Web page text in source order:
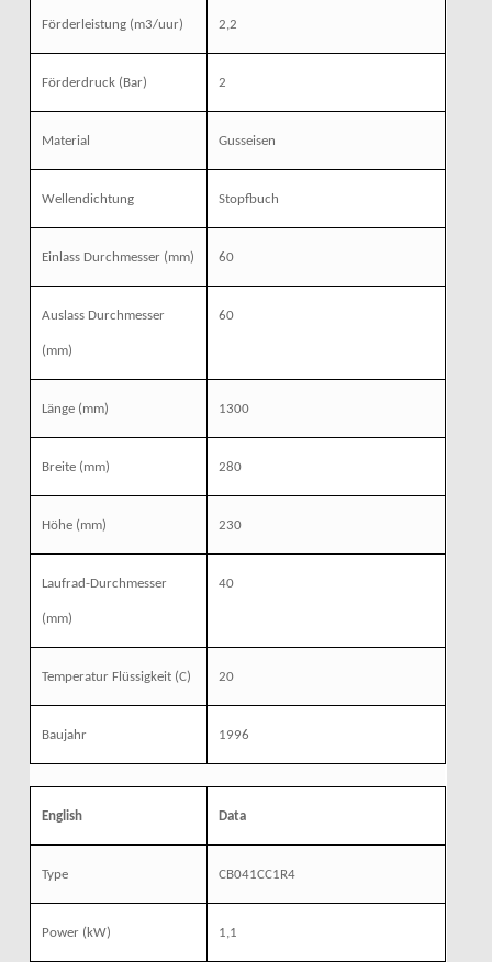
Förderleistung(m3/uur) 2,2
Förderdruck(Bar) 2
Material Gusseisen
Wellendichtung Stopfbuch
Einlass Durchmesser(mm) 60
Auslass Durchmesser
(mm)
60
Länge(mm) 1300
Breite(mm) 280
Höhe(mm) 230
Laufrad-Durchmesser
(mm)
40
Temperatur Flüssigkeit (C) 20
Baujahr 1996
English Data
Type CB041CC1R4
Power(kW) 1,1